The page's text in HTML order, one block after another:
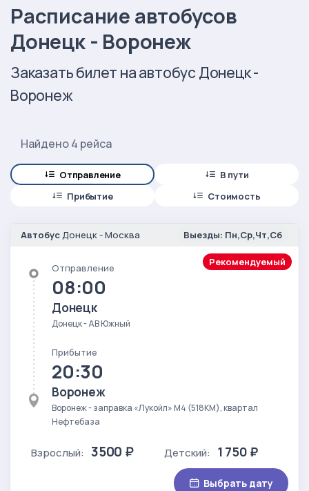
Расписание автобусов
Донецк - Воронеж
Заказать билет на автобус Донецк -
Воронеж
Найдено 4 рейса
Отправление
В пути
Прибытие
Стоимость
АвтобусДонецк - Москва Выезды: Пн,Ср,Чт,Сб
Рекомендуемый
Отправление
08:00
Донецк
Донецк - АВ Южный
Прибытие
20:30
Воронеж
Воронеж - заправка «Лукойл» М4 (518КМ), квартал
Нефтебаза
Взрослый: 3500 ₽ Детский: 1 750 ₽
Выбрать дату